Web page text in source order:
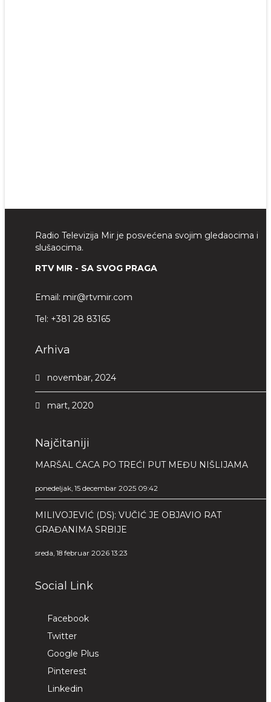
Radio Televizija Mir je posvećena svojim gledaocima i
slušaocima.
RTV MIR - SA SVOG PRAGA
Email: mir@rtvmir.com
Tel: +381 28 83165
Arhiva
novembar, 2024
mart, 2020
Najčitaniji
MARŠAL ĆACA PO TREĆI PUT MEĐU NIŠLIJAMA
ponedeljak, 15 decembar 2025 09:42
MILIVOJEVIĆ (DS): VUČIĆ JE OBJAVIO RAT
GRAĐANIMA SRBIJE
sreda, 18 februar 2026 13:23
Social Link
Facebook
Twitter
Google Plus
Pinterest
Linkedin